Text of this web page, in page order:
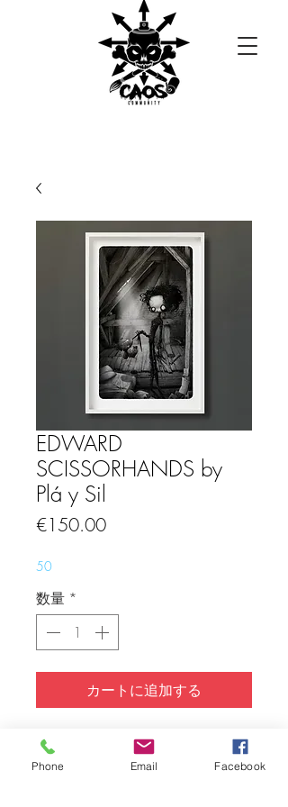
EDWARD
SCISSORHANDS by
Plá y Sil
€150.00価
50
数量 *
カートに追加する
Limited Edition 43 pcs.
Hand signed and numbered.
Giclée Print on Canson Infinity Edition
Phone Email Facebook